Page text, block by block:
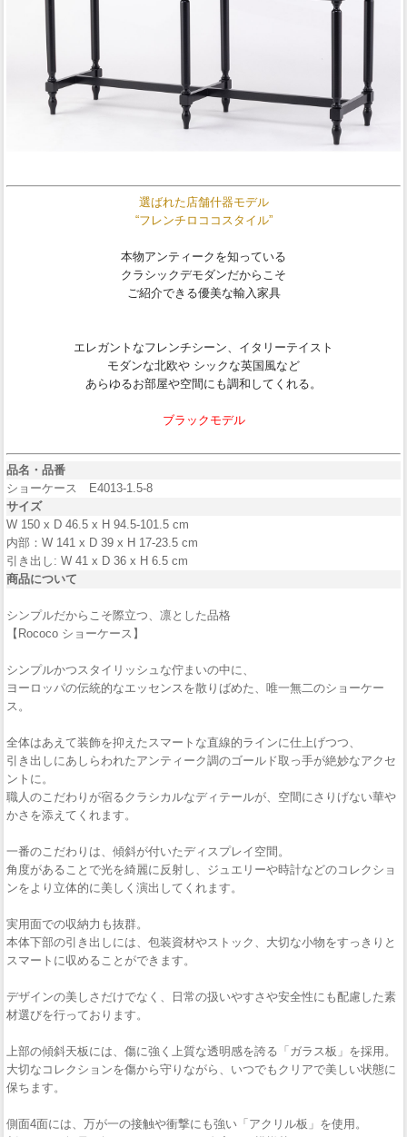
選ばれた店舗什器モデル
“フレンチロココスタイル”
本物アンティークを知っている
クラシックデモダンだからこそ
ご紹介できる優美な輸入家具
エレガントなフレンチシーン、イタリーテイスト
モダンな北欧や シックな英国風など
あらゆるお部屋や空間にも調和してくれる。
ブラックモデル
品名・品番
ショーケース E4013-1.5-8
サイズ
W 150 x D 46.5 x H 94.5-101.5 cm
内部：W 141 x D 39 x H 17-23.5 cm
引き出し: W 41 x D 36 x H 6.5 cm
商品について
シンプルだからこそ際立つ、凛とした品格
【Rococo ショーケース】
シンプルかつスタイリッシュな佇まいの中に、
ヨーロッパの伝統的なエッセンスを散りばめた、唯一無二のショーケー
ス。
全体はあえて装飾を抑えたスマートな直線的ラインに仕上げつつ、
引き出しにあしらわれたアンティーク調のゴールド取っ手が絶妙なアクセ
ントに。
職人のこだわりが宿るクラシカルなディテールが、空間にさりげない華や
かさを添えてくれます。
一番のこだわりは、傾斜が付いたディスプレイ空間。
角度があることで光を綺麗に反射し、ジュエリーや時計などのコレクショ
ンをより立体的に美しく演出してくれます。
実用面での収納力も抜群。
本体下部の引き出しには、包装資材やストック、大切な小物をすっきりと
スマートに収めることができます。
デザインの美しさだけでなく、日常の扱いやすさや安全性にも配慮した素
材選びを行っております。
上部の傾斜天板には、傷に強く上質な透明感を誇る「ガラス板」を採用。
大切なコレクションを傷から守りながら、いつでもクリアで美しい状態に
保ちます。
側面4面には、万が一の接触や衝撃にも強い「アクリル板」を使用。